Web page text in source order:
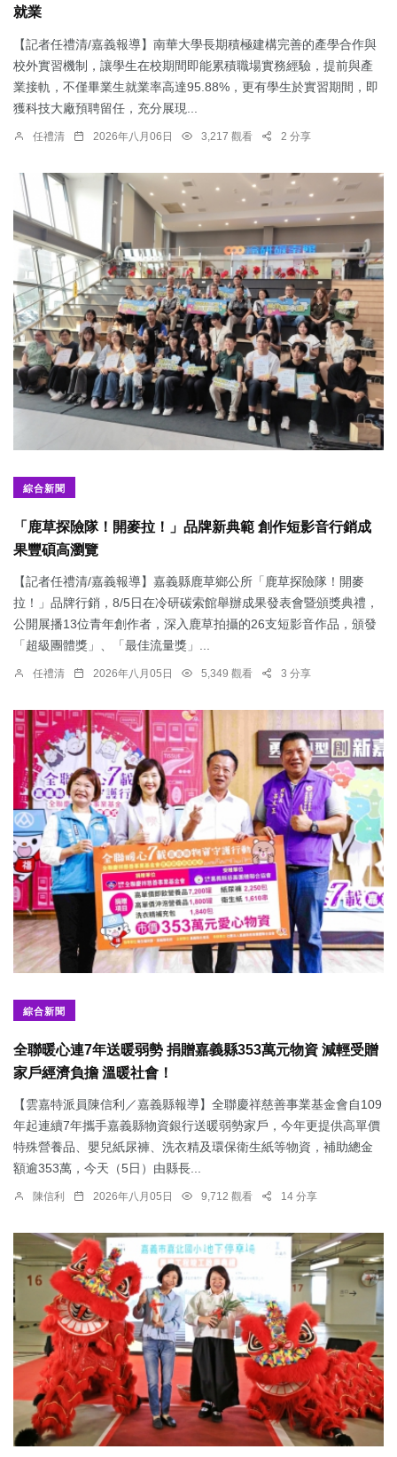
就業
【記者任禮清/嘉義報導】南華大學長期積極建構完善的產學合作與
校外實習機制，讓學生在校期間即能累積職場實務經驗，提前與產
業接軌，不僅畢業生就業率高達95.88%，更有學生於實習期間，即
獲科技大廠預聘留任，充分展現...
任禮清 2026年八月06日 3,217 觀看 2 分享
綜合新聞
「鹿草探險隊！開麥拉！」品牌新典範 創作短影音行銷成
果豐碩高瀏覽
【記者任禮清/嘉義報導】嘉義縣鹿草鄉公所「鹿草探險隊！開麥
拉！」品牌行銷，8/5日在冷研碳索館舉辦成果發表會暨頒獎典禮，
公開展播13位青年創作者，深入鹿草拍攝的26支短影音作品，頒發
「超級團體獎」、「最佳流量獎」...
任禮清 2026年八月05日 5,349 觀看 3 分享
綜合新聞
全聯暖心連7年送暖弱勢 捐贈嘉義縣353萬元物資 減輕受贈
家戶經濟負擔 溫暖社會！
【雲嘉特派員陳信利／嘉義縣報導】全聯慶祥慈善事業基金會自109
年起連續7年攜手嘉義縣物資銀行送暖弱勢家戶，今年更提供高單價
特殊營養品、嬰兒紙尿褲、洗衣精及環保衛生紙等物資，補助總金
額逾353萬，今天（5日）由縣長...
陳信利 2026年八月05日 9,712 觀看 14 分享